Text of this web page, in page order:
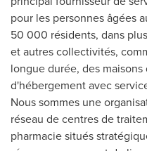
pour les personnes âgées
50 000 résidents, dans
et autres collectivités,
longue durée, des
d'hébergement avec
Nous sommes une
réseau de centres de
pharmacie situés